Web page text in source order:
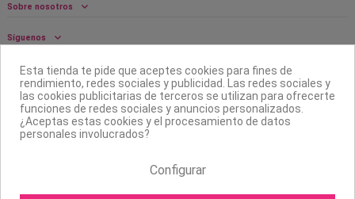
Sobre nosotros
Síguenos
Boletín
Esta tienda te pide que aceptes cookies para fines de
rendimiento, redes sociales y publicidad. Las redes sociales y
las cookies publicitarias de terceros se utilizan para ofrecerte
funciones de redes sociales y anuncios personalizados.
¿Aceptas estas cookies y el procesamiento de datos
personales involucrados?
Configurar